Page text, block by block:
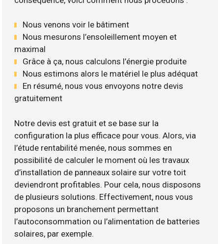
Nous venons voir le bâtiment
Nous mesurons l’ensoleillement moyen et
maximal
Grâce à ça, nous calculons l’énergie produite
Nous estimons alors le matériel le plus adéquat
En résumé, nous vous envoyons notre devis
gratuitement
Notre devis est gratuit et se base sur la
configuration la plus efficace pour vous. Alors, via
l’étude rentabilité menée, nous sommes en
possibilité de calculer le moment où les travaux
d’installation de panneaux solaire sur votre toit
deviendront profitables. Pour cela, nous disposons
de plusieurs solutions. Effectivement, nous vous
proposons un branchement permettant
l’autoconsommation ou l’alimentation de batteries
solaires, par exemple.